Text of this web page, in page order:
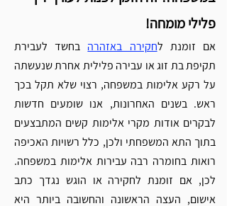
פלילי מומחה!
אם זומנת לחקירה באזהרה